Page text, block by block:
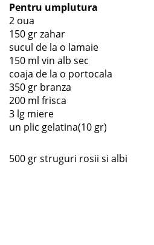
Pentru umplutura
2 oua
150 gr zahar
sucul de la o lamaie
150 ml vin alb sec
coaja de la o portocala
350 gr branza
200 ml frisca
3 lg miere
un plic gelatina(10 gr)
500 gr struguri rosii si albi